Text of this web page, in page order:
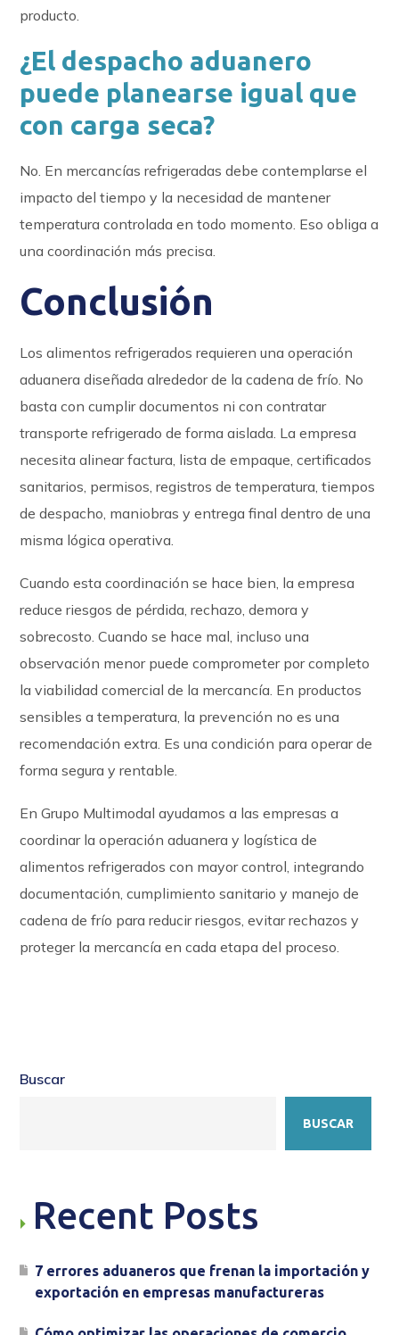
producto.
¿El despacho aduanero
puede planearse igual que
con carga seca?
No. En mercancías refrigeradas debe contemplarse el
impacto del tiempo y la necesidad de mantener
temperatura controlada en todo momento. Eso obliga a
una coordinación más precisa.
Conclusión
Los alimentos refrigerados requieren una operación
aduanera diseñada alrededor de la cadena de frío. No
basta con cumplir documentos ni con contratar
transporte refrigerado de forma aislada. La empresa
necesita alinear factura, lista de empaque, certificados
sanitarios, permisos, registros de temperatura, tiempos
de despacho, maniobras y entrega final dentro de una
misma lógica operativa.
Cuando esta coordinación se hace bien, la empresa
reduce riesgos de pérdida, rechazo, demora y
sobrecosto. Cuando se hace mal, incluso una
observación menor puede comprometer por completo
la viabilidad comercial de la mercancía. En productos
sensibles a temperatura, la prevención no es una
recomendación extra. Es una condición para operar de
forma segura y rentable.
En Grupo Multimodal ayudamos a las empresas a
coordinar la operación aduanera y logística de
alimentos refrigerados con mayor control, integrando
documentación, cumplimiento sanitario y manejo de
cadena de frío para reducir riesgos, evitar rechazos y
proteger la mercancía en cada etapa del proceso.
Buscar
BUSCAR
Recent Posts
7 errores aduaneros que frenan la importación y
exportación en empresas manufactureras